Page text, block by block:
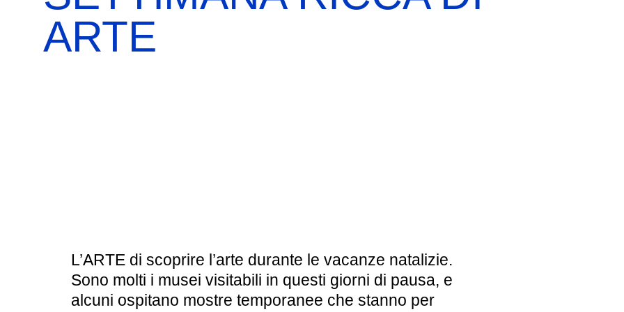
BOOKSHOP
AULA DIDATTICA
VISITE GUIDATE
PASSATI
RICERCA
IL CICLO DELLA VITA
#ITALIAEBRAICA
ARTE
L’ARTE di scoprire l’arte durante le vacanze natalizie.
Sono molti i musei visitabili in questi giorni di pausa, e
alcuni ospitano mostre temporanee che stanno per